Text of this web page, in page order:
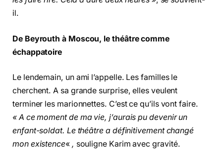
il.
De Beyrouth à Moscou, le théâtre comme
échappatoire
Le lendemain, un ami l’appelle. Les familles le
cherchent. A sa grande surprise, elles veulent
terminer les marionnettes. C’est ce qu’ils vont faire.
« A ce moment de ma vie, j’aurais pu devenir un
enfant-soldat. Le théâtre a définitivement changé
mon existence« , souligne Karim avec gravité.